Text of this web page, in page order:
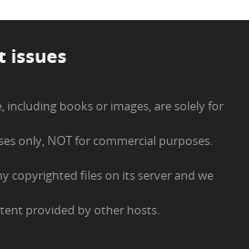
issues
including books or images, are solely for
only, NOT for commercial purposes.
copyrighted files on its server and we
provided by other hosts.